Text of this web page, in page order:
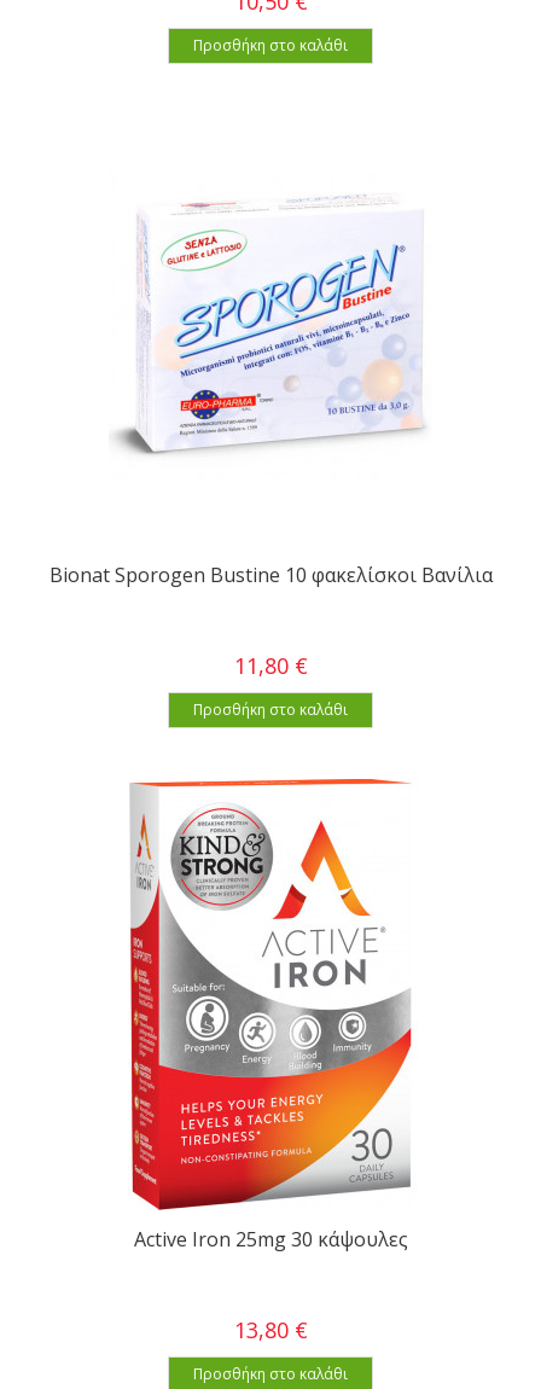
Προσθήκη στο καλάθι
Bionat Sporogen Bustine 10 φακελίσκοι Βανίλια
11,80 €
Προσθήκη στο καλάθι
Active Iron 25mg 30 κάψουλες
13,80 €
Προσθήκη στο καλάθι